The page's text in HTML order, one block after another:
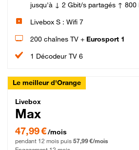
jusqu'à ↓ 2 Gbit/s partagés ↑ 800
Livebox S : Wifi 7
200 chaînes TV + Eurosport 1
1 Décodeur TV 6
Le meilleur d'Orange
Livebox Max Fibre
Livebox
Max
47,99 € par mois pendant 12 mois puis 57,99
47,99 €/mois
pendant 12 mois puis 57,99 €/mois